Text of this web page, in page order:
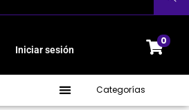
Iniciar sesión
0
Categorías